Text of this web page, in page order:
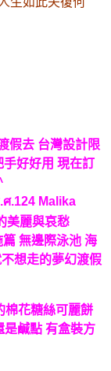
假去 台灣設計限
好好用 現在訂
ศ.124 Malika
美麗與哀愁
無邊際泳池 海
想走的夢幻渡假
棉花糖絲可麗餅
是鹹點 有盒裝方